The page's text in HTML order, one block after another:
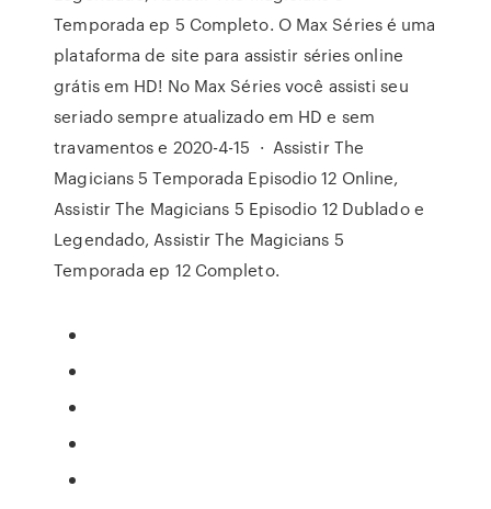
Temporada ep 5 Completo. O Max Séries é uma
plataforma de site para assistir séries online
grátis em HD! No Max Séries você assisti seu
seriado sempre atualizado em HD e sem
travamentos e 2020-4-15 · Assistir The
Magicians 5 Temporada Episodio 12 Online,
Assistir The Magicians 5 Episodio 12 Dublado e
Legendado, Assistir The Magicians 5
Temporada ep 12 Completo.